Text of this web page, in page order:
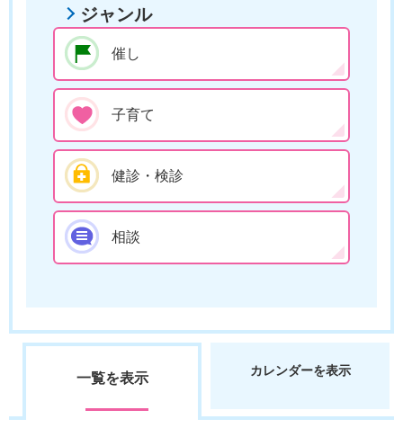
ジャンル
催し
子育て
健診・検診
相談
一覧を表示 カレンダーを表示